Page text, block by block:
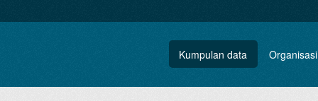
Kumpulan data Organisasi